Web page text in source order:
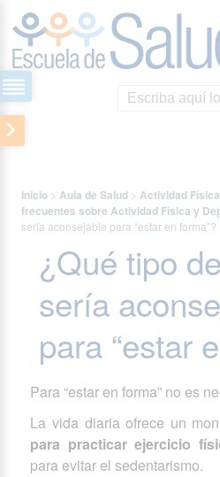
Inicio > Aula de Salud > Actividad
frecuentes sobre Actividad Física y
sería aconsejable para “estar en forma”?
¿Qué tipo
sería
para “estar
Para “estar en forma” no es
La vida diaria ofrece un
para practicar ejercicio
para evitar el sedentarismo.